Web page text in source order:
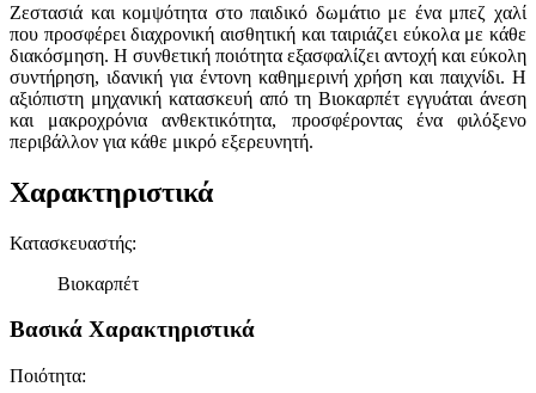
Ζεστασιά και κομψότητα στο παιδικό δωμάτιο με ένα μπεζ χαλί
που προσφέρει διαχρονική αισθητική και ταιριάζει εύκολα με κάθε
διακόσμηση. Η συνθετική ποιότητα εξασφαλίζει αντοχή και εύκολη
συντήρηση, ιδανική για έντονη καθημερινή χρήση και παιχνίδι. Η
αξιόπιστη μηχανική κατασκευή από τη Βιοκαρπέτ εγγυάται άνεση
και μακροχρόνια ανθεκτικότητα, προσφέροντας ένα φιλόξενο
περιβάλλον για κάθε μικρό εξερευνητή.
Χαρακτηριστικά
Κατασκευαστής:
Βιοκαρπέτ
Βασικά Χαρακτηριστικά
Ποιότητα: